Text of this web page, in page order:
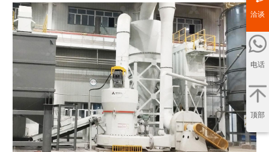
洽谈
电话
顶部